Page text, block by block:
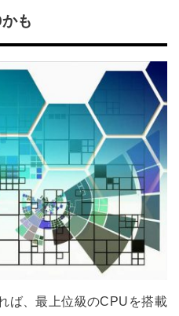
も
ば、最上位級のCPUを搭載